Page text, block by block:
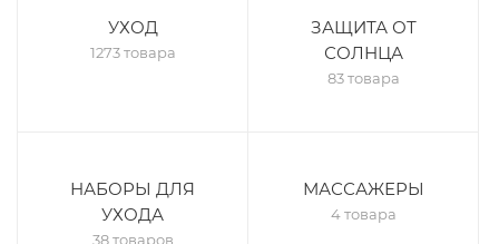
УХОД
1273 товара
ЗАЩИТА ОТ
СОЛНЦА
83 товара
НАБОРЫ ДЛЯ
УХОДА
38 товаров
МАССАЖЕРЫ
4 товара